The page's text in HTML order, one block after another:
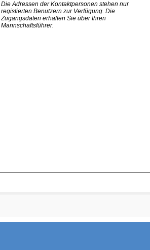
Die Adressen der Kontaktpersonen stehen nur
registierten Benutzern zur Verfügung. Die
Zugangsdaten erhalten Sie über Ihren
Mannschaftsführer.